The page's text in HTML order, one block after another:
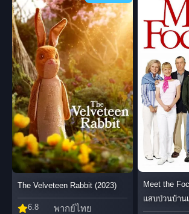
The Velveteen Rabbit (2023)
6.8 พากย์ไทย
Meet the
แสบป่วนบ้าน